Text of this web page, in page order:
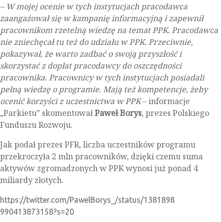
– W mojej ocenie w tych instytucjach pracodawca
zaangażował się w kampanię informacyjną i zapewnił
pracownikom rzetelną wiedzę na temat PPK. Pracodawca
nie zniechęcał tu też do udziału w PPK. Przeciwnie,
pokazywał, że warto zadbać o swoją przyszłość i
skorzystać z dopłat pracodawcy do oszczędności
pracownika. Pracownicy w tych instytucjach posiadali
pełną wiedzę o programie. Mają też kompetencje, żeby
ocenić korzyści z uczestnictwa w PPK– informacje
„Parkietu” skomentowałPaweł Borys, prezes Polskiego
Funduszu Rozwoju.
Jak podał prezes PFR, liczba uczestników programu
przekroczyła 2 mln pracowników, dzięki czemu suma
aktywów zgromadzonych w PPK wynosi już ponad 4
miliardy złotych.
https://twitter.com/PawelBorys_/status/1381898
990413873158?s=20